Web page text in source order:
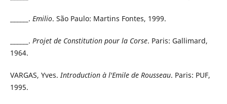
______. Emilio. São Paulo: Martins Fontes, 1999.
______. Projet de Constitution pour la Corse. Paris: Gallimard,
1964.
VARGAS, Yves.Introduction à l'Emile de Rousseau. Paris: PUF,
1995.